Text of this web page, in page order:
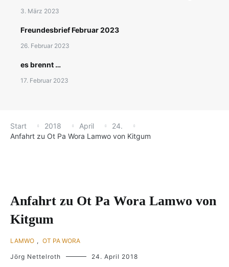
3. März 2023
Freundesbrief Februar 2023
26. Februar 2023
es brennt …
17. Februar 2023
Start 2018 April
24.
Anfahrt zu Ot Pa Wora Lamwo von Kitgum
Anfahrt zu Ot Pa Wora Lamwo von
Kitgum
LAMWO , OT PA WORA
Jörg Nettelroth 24. April 2018